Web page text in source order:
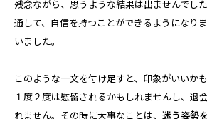
残念ながら、思うような結果は出ませんでし
通して、自信を持つことができるようになり
いました。
このような一文を付け足すと、印象がいいかも
１度２度は慰留されるかもしれませんし、退
れません。その時に大事なことは、 迷う姿勢